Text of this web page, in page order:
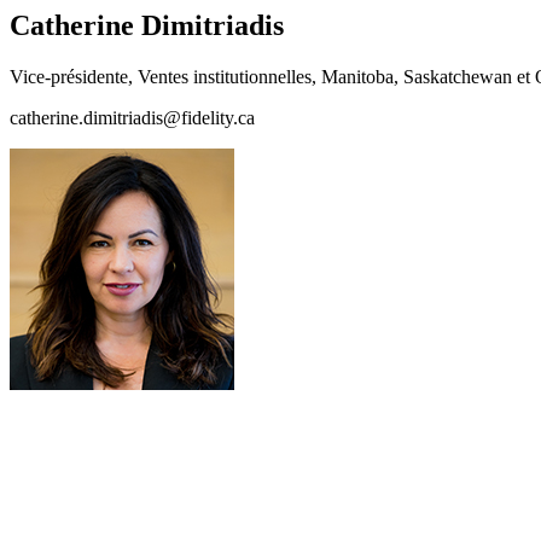
Catherine Dimitriadis
Vice-présidente, Ventes institutionnelles, Manitoba, Saskatchewan et
catherine.dimitriadis@fidelity.ca